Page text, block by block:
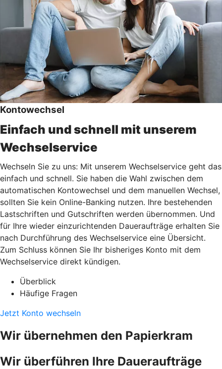
Kontowechsel
Einfach und schnell mit unserem
Wechselservice
Wechseln Sie zu uns: Mit unserem Wechselservice geht das
einfach und schnell. Sie haben die Wahl zwischen dem
automatischen Kontowechsel und dem manuellen Wechsel,
sollten Sie kein Online-Banking nutzen. Ihre bestehenden
Lastschriften und Gutschriften werden übernommen. Und
für Ihre wieder einzurichtenden Daueraufträge erhalten Sie
nach Durchführung des Wechselservice eine Übersicht.
Zum Schluss können Sie Ihr bisheriges Konto mit dem
Wechselservice direkt kündigen.
Überblick
Häufige Fragen
Jetzt Konto wechseln
Wir übernehmen den Papierkram
Wir überführen Ihre Daueraufträge